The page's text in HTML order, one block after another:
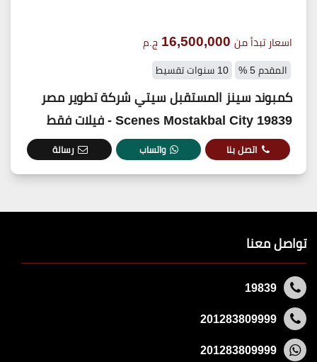
اسعار تبدأ من 16,500,000 ج.م
المقدم 5 % 10 سنوات تقسيط
كمبوند سينز المستقبل سيتي شركة تطوير مصر
19839 Scenes Mostakbal City - فيلات فقط
اتصل بنا واتساب رسالة
تواصل معنا
19839
201283809999
201283809999